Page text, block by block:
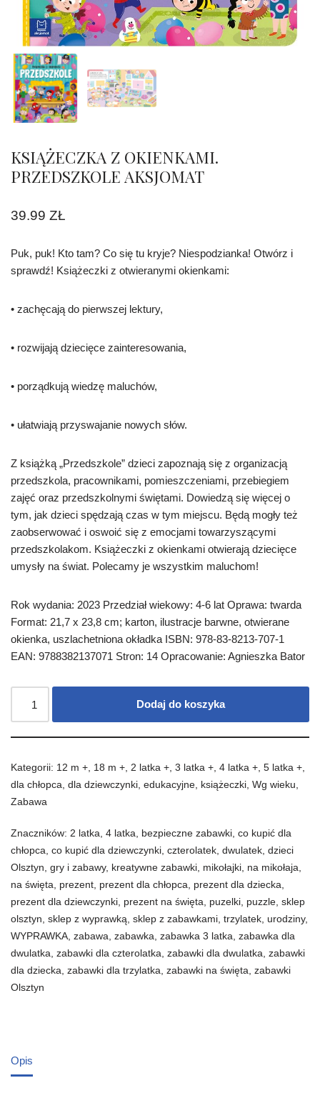
KSIĄŻECZKA Z OKIENKAMI.
PRZEDSZKOLE AKSJOMAT
39.99 ZŁ
Puk, puk! Kto tam? Co się tu kryje? Niespodzianka! Otwórz i
sprawdź! Książeczki z otwieranymi okienkami:
• zachęcają do pierwszej lektury,
• rozwijają dziecięce zainteresowania,
• porządkują wiedzę maluchów,
• ułatwiają przyswajanie nowych słów.
Z książką „Przedszkole” dzieci zapoznają się z organizacją
przedszkola, pracownikami, pomieszczeniami, przebiegiem
zajęć oraz przedszkolnymi świętami. Dowiedzą się więcej o
tym, jak dzieci spędzają czas w tym miejscu. Będą mogły też
zaobserwować i oswoić się z emocjami towarzyszącymi
przedszkolakom. Książeczki z okienkami otwierają dziecięce
umysły na świat. Polecamy je wszystkim maluchom!
Rok wydania: 2023 Przedział wiekowy: 4-6 lat Oprawa: twarda
Format: 21,7 x 23,8 cm; karton, ilustracje barwne, otwierane
okienka, uszlachetniona okładka ISBN: 978-83-8213-707-1
EAN: 9788382137071 Stron: 14 Opracowanie: Agnieszka Bator
Dodaj do koszyka
Kategorii: 12 m +, 18 m +, 2 latka +, 3 latka +, 4 latka +, 5 latka +,
dla chłopca, dla dziewczynki, edukacyjne, książeczki, Wg wieku,
Zabawa
Znaczników: 2 latka, 4 latka, bezpieczne zabawki, co kupić dla
chłopca, co kupić dla dziewczynki, czterolatek, dwulatek, dzieci
Olsztyn, gry i zabawy, kreatywne zabawki, mikołajki, na mikołaja,
na święta, prezent, prezent dla chłopca, prezent dla dziecka,
prezent dla dziewczynki, prezent na święta, puzelki, puzzle, sklep
olsztyn, sklep z wyprawką, sklep z zabawkami, trzylatek, urodziny,
WYPRAWKA, zabawa, zabawka, zabawka 3 latka, zabawka dla
dwulatka, zabawki dla czterolatka, zabawki dla dwulatka, zabawki
dla dziecka, zabawki dla trzylatka, zabawki na święta, zabawki
Olsztyn
Opis